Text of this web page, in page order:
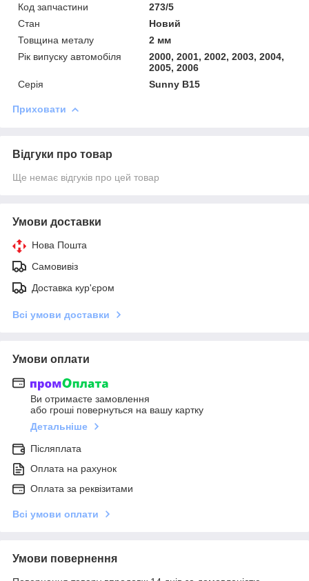
Код запчастини
273/5
Стан
Новий
Товщина металу
2 мм
Рік випуску автомобіля
2000, 2001, 2002, 2003, 2004,
2005, 2006
Серія
Sunny B15
Приховати
Відгуки про товар
Ще немає відгуків про цей товар
Умови доставки
Нова Пошта
Самовивіз
Доставка кур'єром
Всі умови доставки
Умови оплати
Ви отримаєте замовлення
або гроші повернуться на вашу картку
Детальніше
Післяплата
Оплата на рахунок
Оплата за реквізитами
Всі умови оплати
Умови повернення